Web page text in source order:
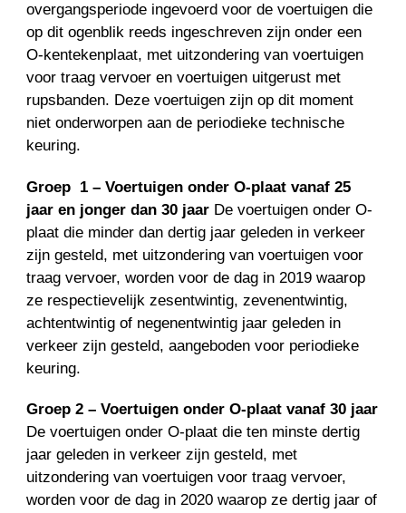
overgangsperiode ingevoerd voor de voertuigen die
op dit ogenblik reeds ingeschreven zijn onder een
O-kentekenplaat, met uitzondering van voertuigen
voor traag vervoer en voertuigen uitgerust met
rupsbanden. Deze voertuigen zijn op dit moment
niet onderworpen aan de periodieke technische
keuring.
Groep 1 – Voertuigen onder O-plaat vanaf 25
jaar en jonger dan 30 jaar De voertuigen onder O-
plaat die minder dan dertig jaar geleden in verkeer
zijn gesteld, met uitzondering van voertuigen voor
traag vervoer, worden voor de dag in 2019 waarop
ze respectievelijk zesentwintig, zevenentwintig,
achtentwintig of negenentwintig jaar geleden in
verkeer zijn gesteld, aangeboden voor periodieke
keuring.
Groep 2 – Voertuigen onder O-plaat vanaf 30 jaar
De voertuigen onder O-plaat die ten minste dertig
jaar geleden in verkeer zijn gesteld, met
uitzondering van voertuigen voor traag vervoer,
worden voor de dag in 2020 waarop ze dertig jaar of